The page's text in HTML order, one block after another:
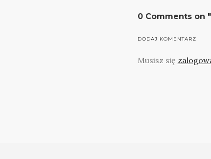
0 Comments on
DODAJ KOMENTARZ
Musisz się